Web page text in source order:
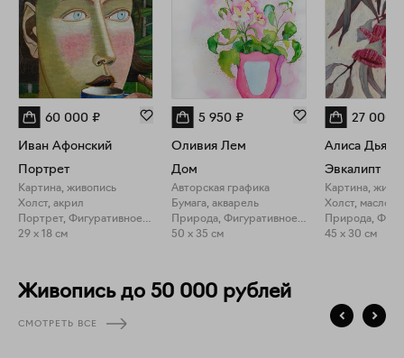
60 000 ₽
Иван Афонский
Портрет
Картина, живопись
Холст, акрил
Портрет, Фигуративное искусство
29 x 18 см
5 950 ₽
Оливия Лем
Дом
Авторская графика
Бумага, акварель
Природа, Фигуративное искусство
50 x 35 см
27 000
Алиса
Эвкалипт
Картина,
Холст, масло
45 x 30 см
Живопись до 50 000 рублей
СМОТРЕТЬ ВСЕ